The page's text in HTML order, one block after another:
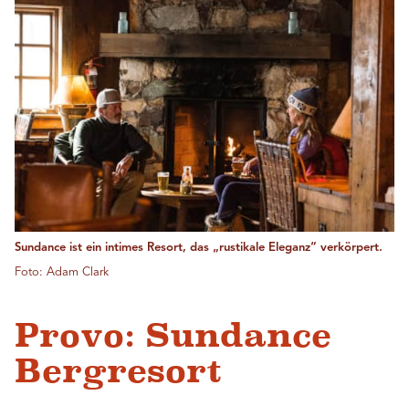
Sundance ist ein intimes Resort, das „rustikale Eleganz“ verkörpert.
Foto: Adam Clark
Provo: Sundance
Bergresort